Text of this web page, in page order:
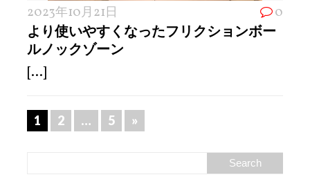
2023年10月21日 0
より使いやすくなったフリクションボー
ルノックゾーン
[...]
1 2 … 5 »